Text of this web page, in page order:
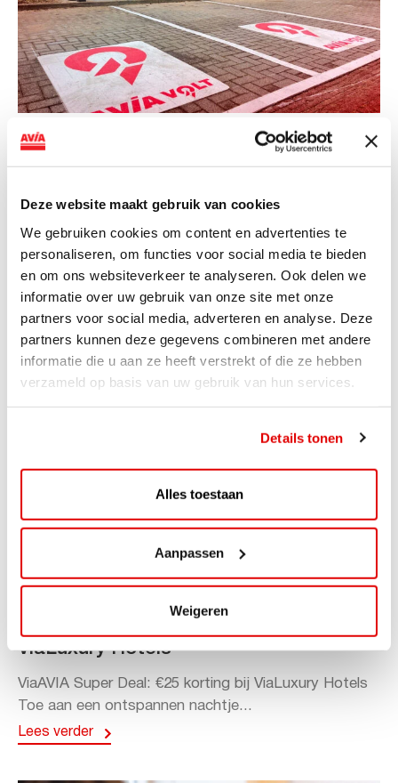
Deze website maakt gebruik van cookies
We gebruiken cookies om content en advertenties te
personaliseren, om functies voor social media te bieden
en om ons websiteverkeer te analyseren. Ook delen we
informatie over uw gebruik van onze site met onze
partners voor social media, adverteren en analyse. Deze
partners kunnen deze gegevens combineren met andere
informatie die u aan ze heeft verstrekt of die ze hebben
verzameld op basis van uw gebruik van hun services.
Details tonen
Alles toestaan
Aanpassen
Weigeren
NIEUWS
landelijke uitrol van DC-
snellaadinfrastructuur
AVIA VOLT en Fletcher Hotels starten landelijke uitrol
van DC-snellaadinfrastructuur AVIA VOLT en...
ACTIE
ViaLuxury Hotels
ViaAVIA Super Deal: €25 korting bij ViaLuxury Hotels
Toe aan een ontspannen nachtje...
Lees verder